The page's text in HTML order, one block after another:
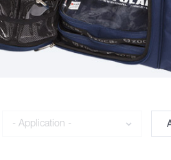
Application